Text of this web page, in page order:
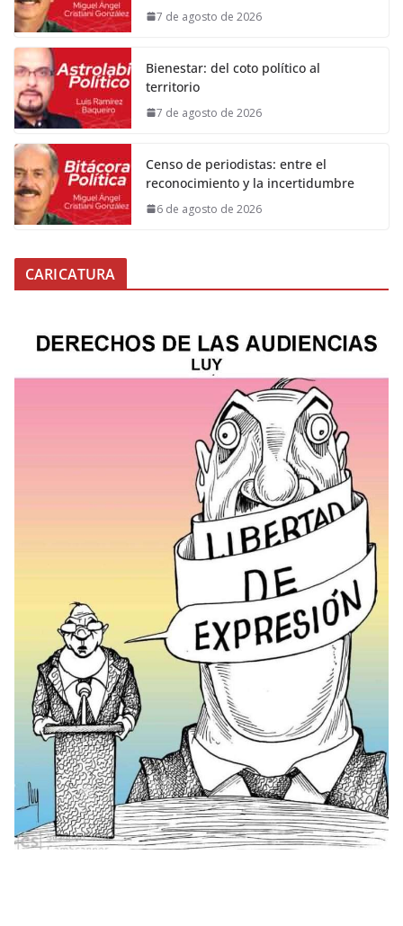
7 de agosto de 2026
Bienestar: del coto político al
territorio
7 de agosto de 2026
Censo de periodistas: entre el
reconocimiento y la incertidumbre
6 de agosto de 2026
CARICATURA